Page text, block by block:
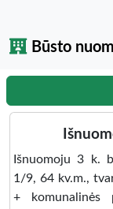
Būsto
Išnuomoju 3 k.
1/9, 64 kv.m.,
+ komunalinės